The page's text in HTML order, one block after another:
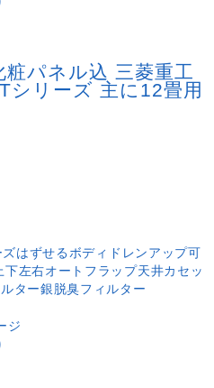
パネル込 三菱重工
シリーズ 主に12畳用
はずせるボディ ドレンアップ可
下左右オートフラップ天井カセッ
ター銀脱臭フィルター